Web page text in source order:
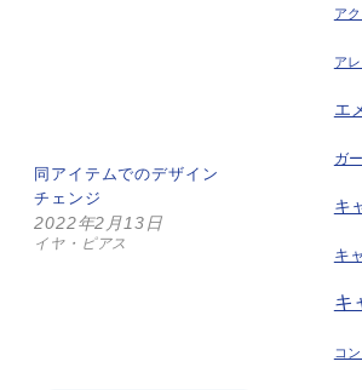
同アイテムでのデザイン
チェンジ
2022年2月13日
イヤ・ピアス
ア
ア
エ
ガ
キ
キ
キ
コ